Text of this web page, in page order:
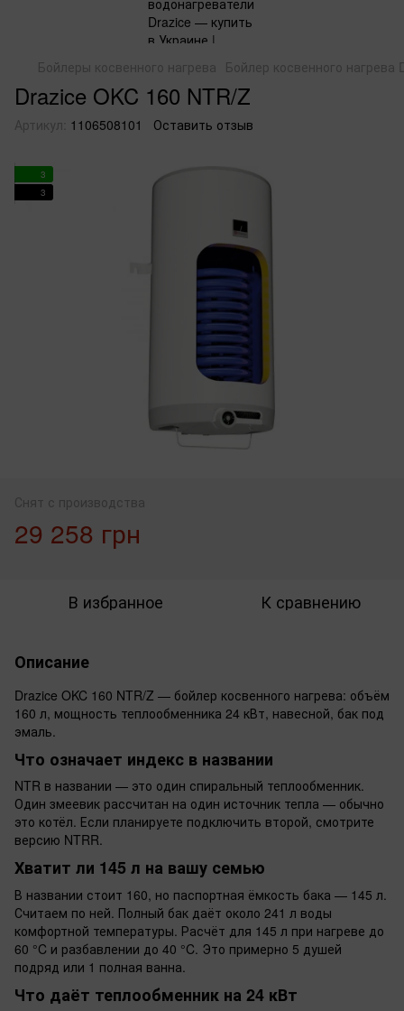
Бойлеры косвенного нагрева Бойлер косвенного нагрева
Drazice OKC 160 NTR/Z
Артикул: 1106508101 Оставить отзыв
3
3
Снят с производства
29 258 грн
В избранное К сравнению
Описание
Drazice OKC 160 NTR/Z — бойлер косвенного нагрева: объём
160 л, мощность теплообменника 24 кВт, навесной, бак под
эмаль.
Что означает индекс в названии
NTR в названии — это один спиральный теплообменник.
Один змеевик рассчитан на один источник тепла — обычно
это котёл. Если планируете подключить второй, смотрите
версию NTRR.
Хватит ли 145 л на вашу семью
В названии стоит 160, но паспортная ёмкость бака — 145 л.
Считаем по ней. Полный бак даёт около 241 л воды
комфортной температуры. Расчёт для 145 л при нагреве до
60 °C и разбавлении до 40 °C. Это примерно 5 душей
подряд или 1 полная ванна.
Что даёт теплообменник на 24 кВт